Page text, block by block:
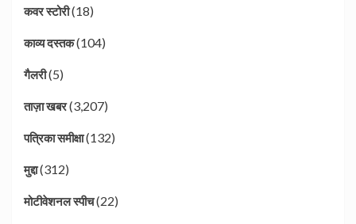
कवर स्टोरी(18)
काव्य दस्तक(104)
गैलरी(5)
ताज़ा खबर(3,207)
पत्रिका समीक्षा(132)
मुद्दा(312)
मोटीवेशनल स्पीच(22)